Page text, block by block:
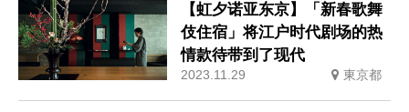
【虹夕诺亚东京】「新春歌舞
伎住宿」将江户时代剧场的热
情款待带到了现代
2023.11.29 東京都